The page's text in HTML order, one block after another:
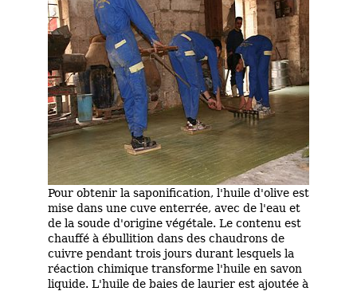
Pour obtenir la saponification, l'huile d'olive est
mise dans une cuve enterrée, avec de l'eau et
de la soude d'origine végétale. Le contenu est
chauffé à ébullition dans des chaudrons de
cuivre pendant trois jours durant lesquels la
réaction chimique transforme l'huile en savon
liquide. L'huile de baies de laurier est ajoutée à